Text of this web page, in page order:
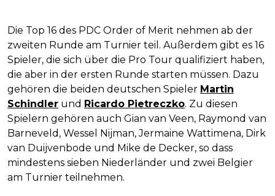
Die Top 16 des PDC Order of Merit nehmen ab der
zweiten Runde am Turnier teil. Außerdem gibt es 16
Spieler, die sich über die Pro Tour qualifiziert haben,
die aber in der ersten Runde starten müssen. Dazu
gehören die beiden deutschen Spieler Martin
Schindler und Ricardo Pietreczko. Zu diesen
Spielern gehören auch Gian van Veen, Raymond van
Barneveld, Wessel Nijman, Jermaine Wattimena, Dirk
van Duijvenbode und Mike de Decker, so dass
mindestens sieben Niederländer und zwei Belgier
am Turnier teilnehmen.